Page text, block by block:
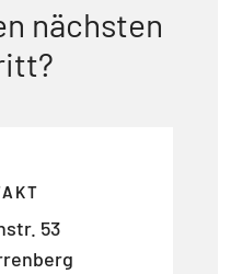
nächsten
53